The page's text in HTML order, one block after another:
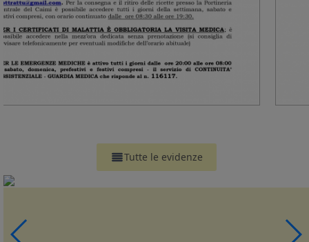
Tutte le evidenze